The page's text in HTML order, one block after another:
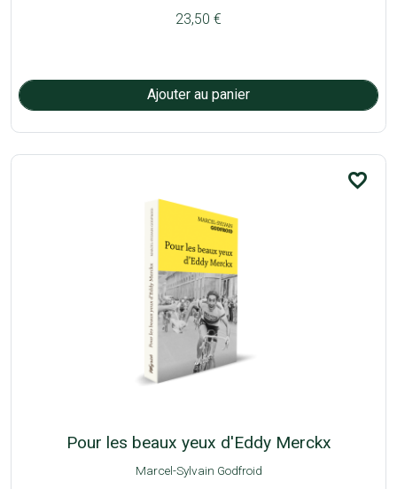
23,50 €
favorite_border
Pour les beaux yeux d'Eddy Merckx
Marcel-Sylvain Godfroid